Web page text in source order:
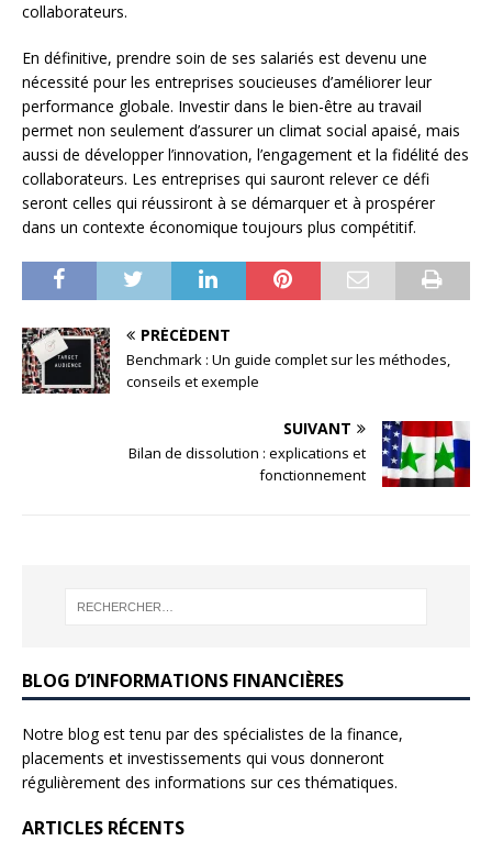
collaborateurs.
En définitive, prendre soin de ses salariés est devenu une
nécessité pour les entreprises soucieuses d’améliorer leur
performance globale. Investir dans le bien-être au travail
permet non seulement d’assurer un climat social apaisé, mais
aussi de développer l’innovation, l’engagement et la fidélité des
collaborateurs. Les entreprises qui sauront relever ce défi
seront celles qui réussiront à se démarquer et à prospérer
dans un contexte économique toujours plus compétitif.
PRÉCÉDENT
Benchmark : Un guide complet sur les méthodes,
conseils et exemple
SUIVANT
Bilan de dissolution : explications et
fonctionnement
BLOG D’INFORMATIONS FINANCIÈRES
Notre blog est tenu par des spécialistes de la finance,
placements et investissements qui vous donneront
régulièrement des informations sur ces thématiques.
ARTICLES RÉCENTS